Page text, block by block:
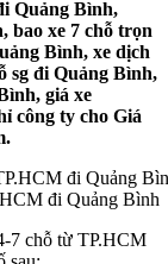
Quảng Bình,
bao xe 7 chỗ trọn
Bình, xe dịch
sg đi Quảng Bình,
giá xe
công ty cho Giá
đi Quảng Bình
7 chỗ từ TP.HCM